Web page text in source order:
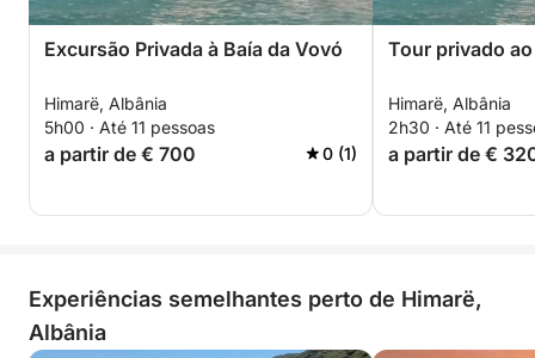
Excursão Privada à Baía da Vovó
Himarë, Albânia
5h00 · Até 11 pessoas
a partir de € 700 0 (1)
Tour privado
Himarë, Albânia
2h30 · Até 11
a partir de €
Experiências semelhantes perto de Himarë,
Albânia